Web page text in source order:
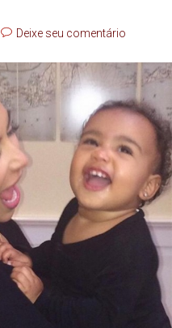
Deixe seu comentário